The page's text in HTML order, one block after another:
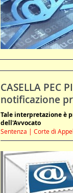
CASELLA PEC
notificazione
Tale interpretazione è
dell'Avvocato
Sentenza | Corte di